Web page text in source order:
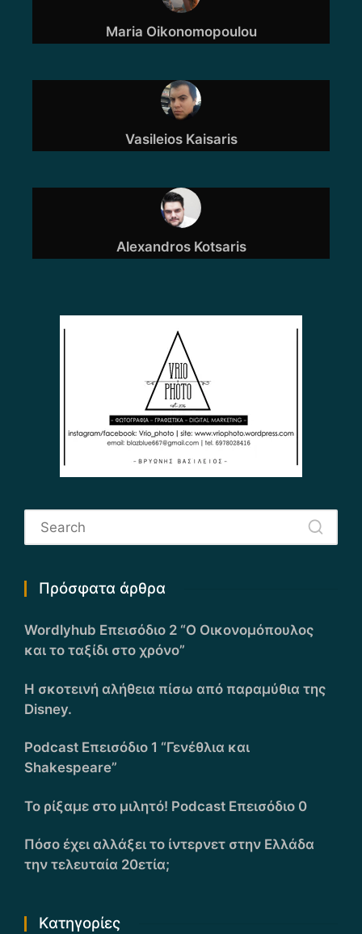
Maria Oikonomopoulou
Vasileios Kaisaris
Alexandros Kotsaris
Πρόσφατα άρθρα
Wordlyhub Επεισόδιο 2 “Ο Οικονομόπουλος
και το ταξίδι στο χρόνο”
Η σκοτεινή αλήθεια πίσω από παραμύθια της
Disney.
Podcast Επεισόδιο 1 “Γενέθλια και
Shakespeare”
Το ρίξαμε στο μιλητό! Podcast Επεισόδιο 0
Πόσο έχει αλλάξει το ίντερνετ στην Ελλάδα
την τελευταία 20ετία;
Kατηγορίες